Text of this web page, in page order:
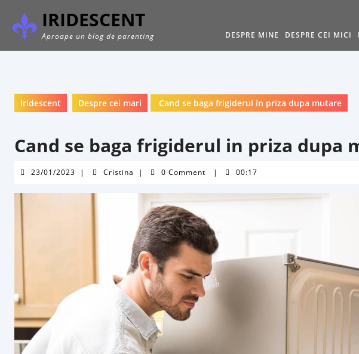
content
IRIDESCENT
Aproape un blog de parenting DESPRE MINE DESPRE CEI MICI
Iridescent Despre cei mari Cand se baga frigiderul in priza dupa mutare
Cand se baga frigiderul in priza dupa
23/01/2023 23/01/2023
| Cristina Cristina
| 0 Comment | 00:17